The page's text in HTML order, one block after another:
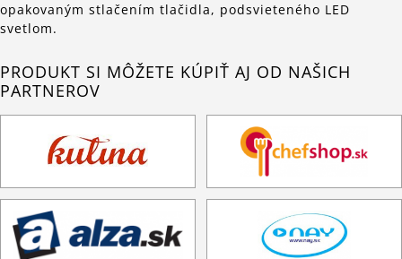
opakovaným stlačením tlačidla, podsvieteného LED
svetlom.
PRODUKT SI MÔŽETE KÚPIŤ AJ OD NAŠICH
PARTNEROV